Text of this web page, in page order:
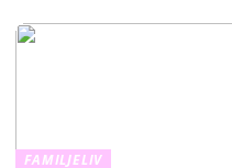
FAMILJELIV